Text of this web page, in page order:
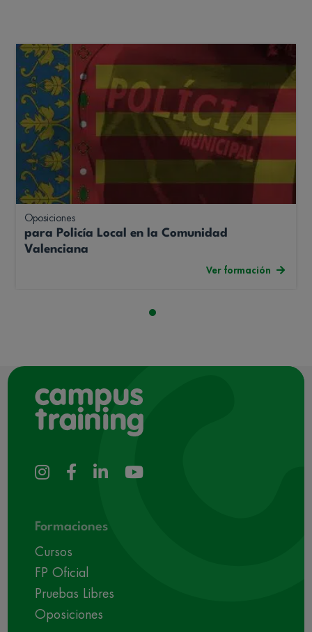
Oposiciones
para Policía Local en la Comunidad
Valenciana
Ver formación
Formaciones
Cursos
FP Oficial
Pruebas Libres
Oposiciones